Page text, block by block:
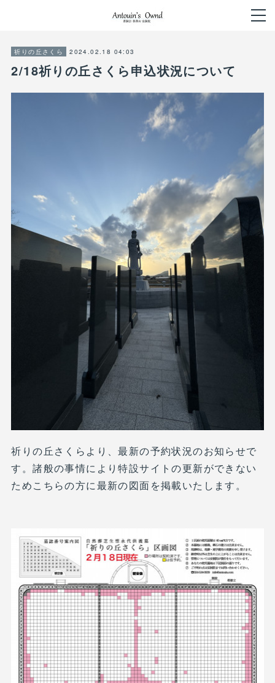
祈りの丘さくら 2024.02.18 04:03
2/18祈りの丘さくら申込状況について
祈りの丘さくらより、最新の予約状況のお知らせで
す。諸般の事情により特設サイトの更新ができない
ためこちらの方に最新の図面を掲載いたします。